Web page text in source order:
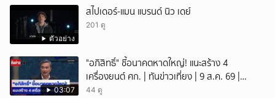
ตัวอย่าง
สไปเดอร์-แมน แบรนด์ นิว เดย์
201 ดู
03:07
"อภิสิทธิ์" ชี้อนาคตหาดใหญ่! แนะสร้าง 4
เครื่องยนต์ ศก. | ทันข่าวเที่ยง | 9 ส.ค. 69 |
NationTV22
44 ดู